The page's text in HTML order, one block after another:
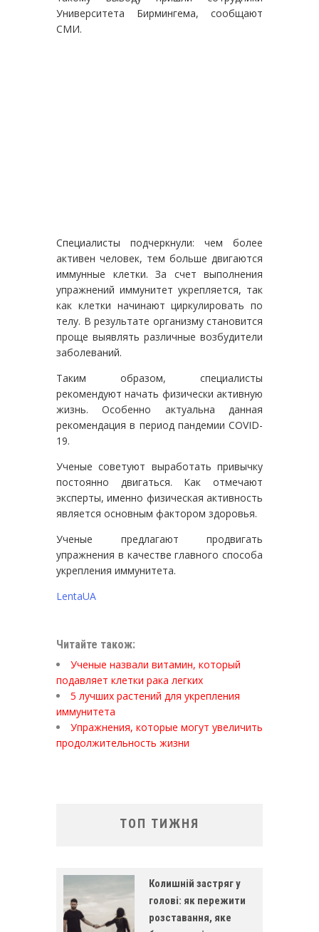
Университета Бирмингема, сообщают
СМИ.
Специалисты подчеркнули: чем более
активен человек, тем больше двигаются
иммунные клетки. За счет выполнения
упражнений иммунитет укрепляется, так
как клетки начинают циркулировать по
телу. В результате организму становится
проще выявлять различные возбудители
заболеваний.
Таким образом, специалисты
рекомендуют начать физически активную
жизнь. Особенно актуальна данная
рекомендация в период пандемии COVID-
19.
Ученые советуют выработать привычку
постоянно двигаться. Как отмечают
эксперты, именно физическая активность
является основным фактором здоровья.
Ученые предлагают продвигать
упражнения в качестве главного способа
укрепления иммунитета.
LentaUA
Читайте також:
Ученые назвали витамин, который
подавляет клетки рака легких
5 лучших растений для укрепления
иммунитета
Упражнения, которые могут увеличить
продолжительность жизни
ТОП ТИЖНЯ
Колишній застряг у
голові: як пережити
розставання, яке